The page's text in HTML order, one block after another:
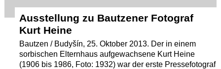
Ausstellung zu Bautzener Fotograf
Kurt Heine
Bautzen / Budyšín, 25. Oktober 2013. Der in einem
sorbischen Elternhaus aufgewachsene Kurt Heine
(1906 bis 1986, Foto: 1932) war der erste Pressefotograf